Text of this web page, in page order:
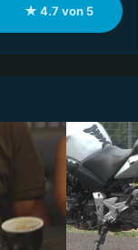
★ 4.7 von 5